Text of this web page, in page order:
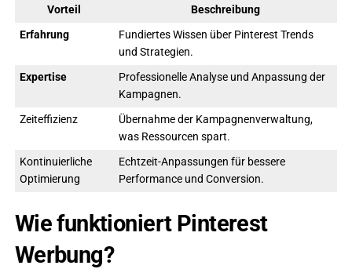
Vorteil
Beschreibung
Erfahrung
Fundiertes Wissen über Pinterest Trends
und Strategien.
Expertise
Professionelle Analyse und Anpassung der
Kampagnen.
Zeiteffizienz
Übernahme der Kampagnenverwaltung,
was Ressourcen spart.
Kontinuierliche
Optimierung
Echtzeit-Anpassungen für bessere
Performance und Conversion.
Wie funktioniert Pinterest
Werbung?